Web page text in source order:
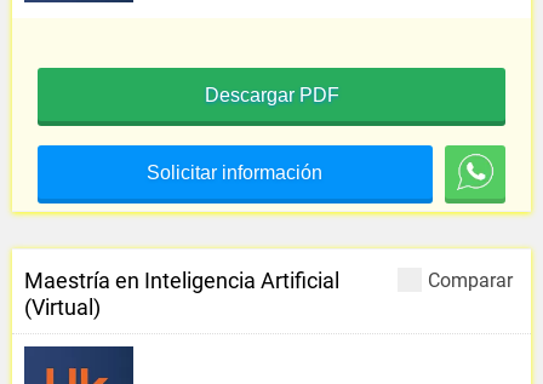
Descargar PDF
Solicitar información
Comparar
Maestría en Inteligencia Artificial
(Virtual)